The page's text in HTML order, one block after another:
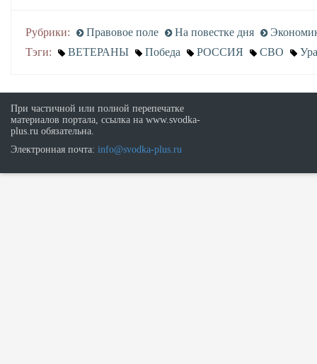
Рубрики: Правовое поле На повестке дня
Тэги:
ВЕТЕРАНЫ Победа РОССИЯ СВО
При частичной или полной перепечатке
материалов портала, ссылка на www.svodka-
plus.ru обязательна.
Электронная почта: info@svodka-plus.ru